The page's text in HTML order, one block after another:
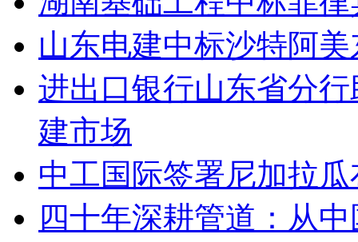
山东电建中标沙特阿
进出口银行山东省分
建市场
中工国际签署尼加拉
四十年深耕管道：从